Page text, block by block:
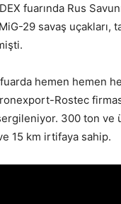
fuarında Rus
29 savaş uçakları,
fuarda hemen hemen
Rostec
300 ton ve
15 km irtifaya sahip.